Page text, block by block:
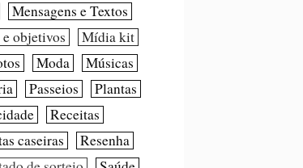
Mensagens e Textos
objetivos
Mídia kit
Moda
Músicas
Passeios
Plantas
Receitas
caseiras
Resenha